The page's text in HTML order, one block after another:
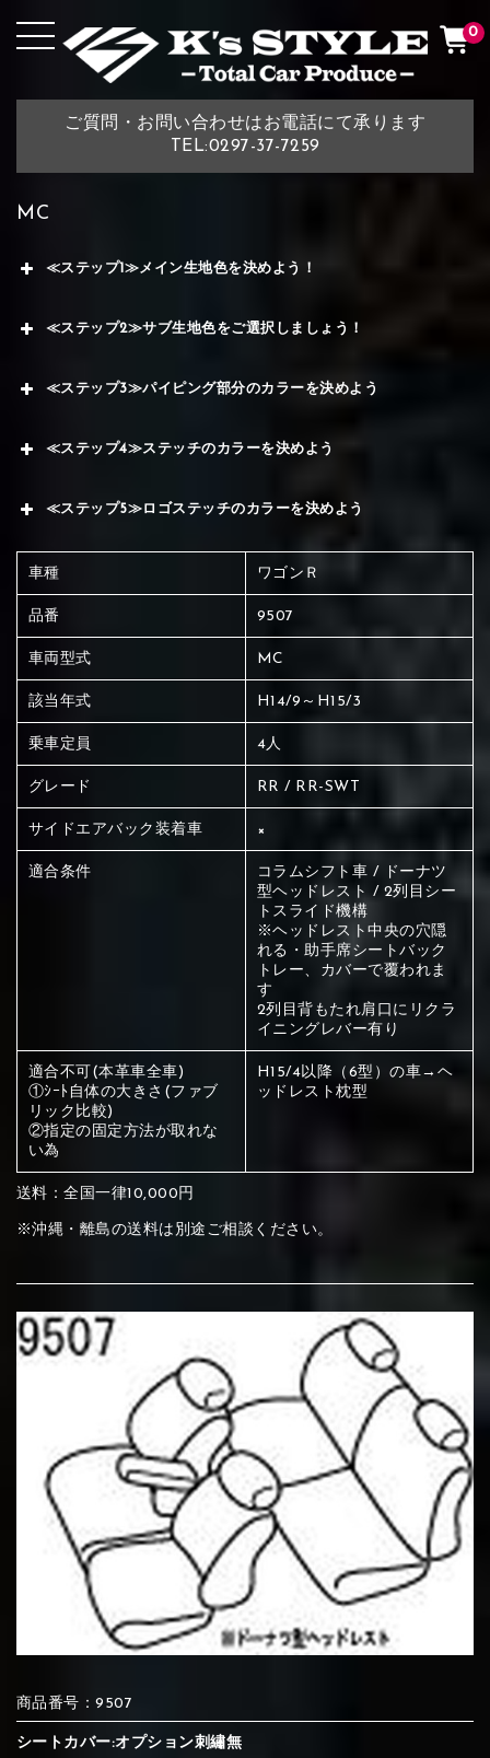
ご質問・お問い合わせはお電話にて承ります
TEL:0297-37-7259
0
MC
≪ステップ1≫メイン生地色を決めよう！
赤く塗られている場所を選択
メイン生地は下記16種類からご選択ください。
⑤Dark Brown ⑥Yellow
⑧Orange ⑨Pink
≪ステップ2≫サブ生地色をご選択しましょう！
赤く塗られている部分にカラ
ー選択ください
サブ生地は下記16種類からご選択ください。
①Beige ②Gray ③Red
④Brown ⑤Dark Brown ⑥Yellow
⑦Blue ⑧Orange ⑨Pink
≪ステップ3≫パイピング部分のカラーを決めよう
赤く塗られている場所を選択
ください
①Beige ②Gray ③Red
④Brown ⑤Dark Brown ⑥Yellow
⑦Blue
≪ステップ4≫ステッチのカラーを決めよう
赤く塗られている場所を選択
ください
①Black ②Gray ③Light gray
④Beige ⑤Ivory ⑥Red
⑦Wine-red ⑧Yellow
≪ステップ5≫ロゴステッチのカラーを決めよう
赤く塗られている場所を選択
刺繍は下記21種類からご選択ください。
①Black ②Gray ③Light gray
④Beige ⑤Ivory ⑥Red
⑦Wine-red ⑧Yellow
車種 ワゴンＲ
品番 9507
車両型式 MC
該当年式 H14/9～H15/3
乗車定員 4人
グレード RR / RR-SWT
サイドエアバック装着車 ×
適合条件
コラムシフト車 / ドーナツ
型ヘッドレスト / 2列目シー
トスライド機構
※ヘッドレスト中央の穴隠
れる・助手席シートバック
トレー、カバーで覆われま
す
2列目背もたれ肩口にリクラ
イニングレバー有り
適合不可(本革車全車)
①ｼｰﾄ自体の大きさ(ファブ
リック比較)
②指定の固定方法が取れな
い為
H15/4以降（6型）の車→ヘ
ッドレスト枕型
送料：全国一律10,000円
※沖縄・離島の送料は別途ご相談ください。
商品番号：9507
シートカバー:オプション刺繡無